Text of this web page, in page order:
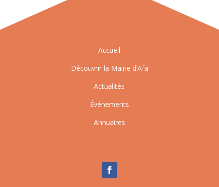
Accueil
Découvrir la Mairie d’Afa
Actualités
Événements
Annuaires